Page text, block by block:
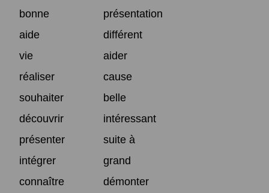
bonne
présentation
aide
différent
vie
aider
réaliser
cause
souhaiter
belle
découvrir
intéressant
présenter
suite à
intégrer
grand
connaître
démonter